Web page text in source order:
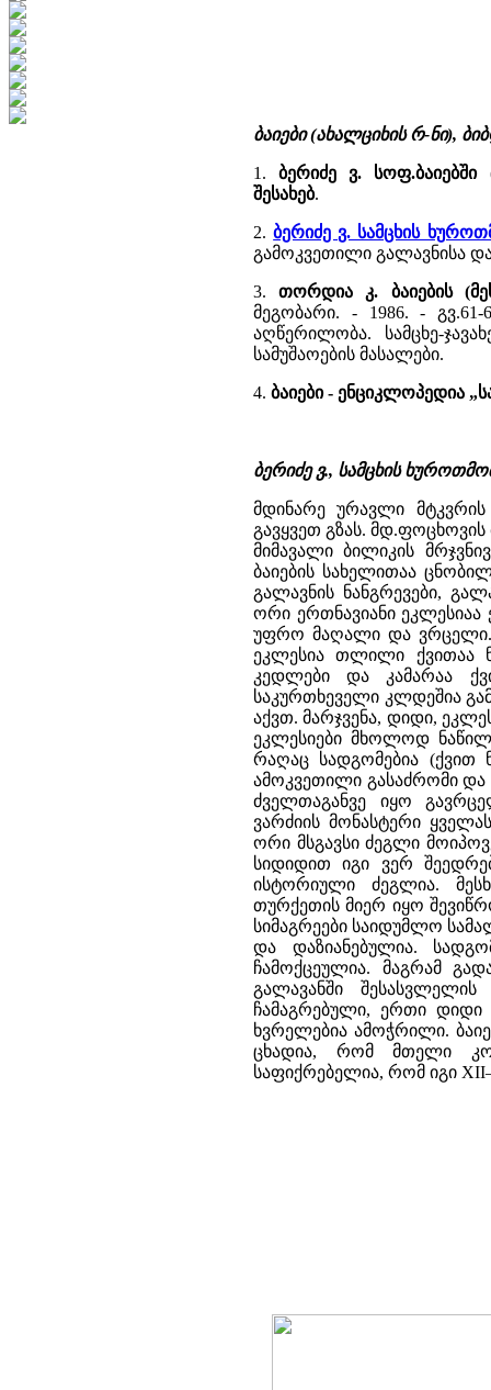
ბაიები (ახალციხის რ-ნი),
1.ბერიძე ვ.
შესახებ.
2.ბერიძე ვ. სამცხის
გამოკვეთილი გალავნისა
3.თორდია კ. ბაიების
მეგობარი. - 1986. -
აღწერილობა. სამცხე-
სამუშაოების მასალები.
4. ბაიები - ენციკლოპედია
ბერიძე ვ., სამცხის
მდინარე ურავლი
გავყვეთ გზას.
მიმავალი ბილიკის
ბაიების სახელითაა
გალავნის ნანგრევები,
ორი ერთნავიანი
უფრო მაღალი და ვრცელი.
ეკლესია თლილი ქვითაა
კედლები და კამარაა
საკურთხეველი კლდეშია
აქვთ. მარჯვენა, დიდი,
ეკლესიები მხოლოდ
რაღაც სადგომებია
ამოკვეთილი გასაძრომი და
ძველთაგანვე იყო
ვარძიის მონასტერი
ორი მსგავსი ძეგლი
სიდიდით იგი ვერ
ისტორიული ძეგლია.
თურქეთის მიერ იყო
სიმაგრეები საიდუმლო
და დაზიანებულია.
ჩამოქცეულია. მაგრამ
გალავანში
ჩამაგრებული, ერთი
ხვრელებია ამოჭრილი.
ცხადია, რომ მთელი
საფიქრებელია, რომ იგი